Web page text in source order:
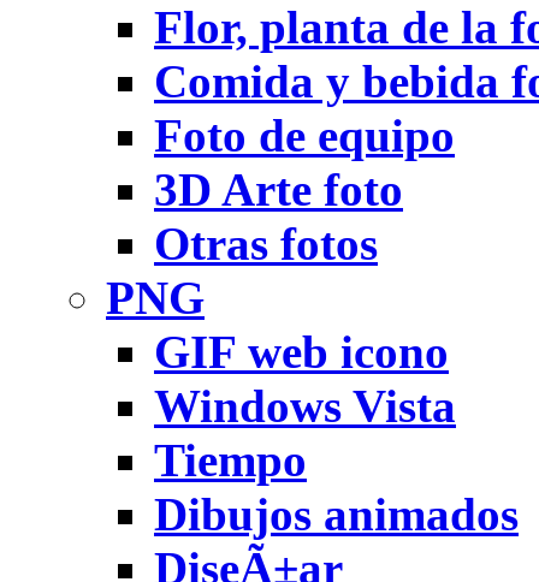
Flor, planta de la
Comida y bebida
Foto de equipo
3D Arte foto
Otras fotos
PNG
GIF web icono
Windows Vista
Tiempo
Dibujos animados
DiseÃ±ar